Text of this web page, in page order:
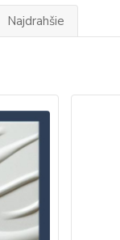
Najdrahšie